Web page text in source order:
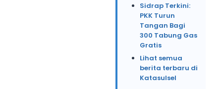
Sidrap Terkini:
PKK Turun
Tangan Bagi
300 Tabung Gas
Gratis
Lihat semua
berita terbaru di
Katasulsel